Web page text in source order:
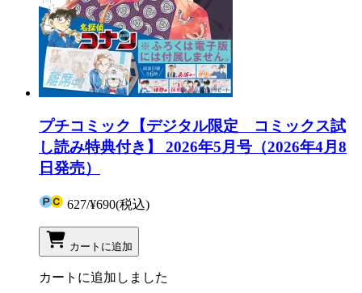
プチコミック【デジタル限定 コミックス試
し読み特典付き】 2026年5月号（2026年4月8
日発売）
627/¥690(税込)
カートに追加
カートに追加しました